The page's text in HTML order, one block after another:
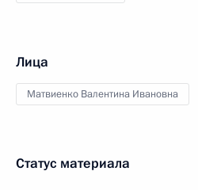
Лица
Матвиенко Валентина Ивановна
Статус материала